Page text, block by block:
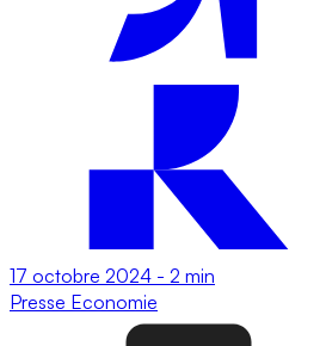
17 octobre 2024 - 2 min
Presse Economie